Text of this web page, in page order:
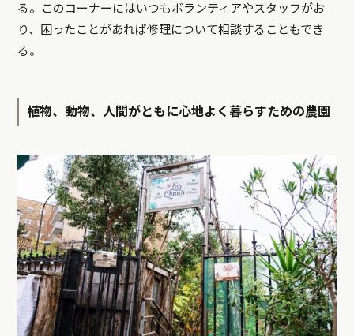
る。このコーナーにはいつもボランティアやスタッフがお
り、困ったことがあれば修理について相談することもでき
る。
植物、動物、人間がともに心地よく暮らすための農園